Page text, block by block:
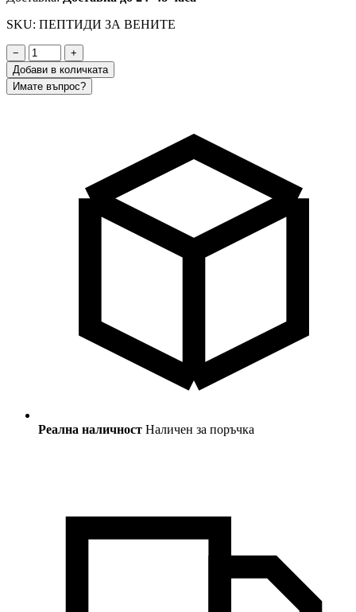
SKU: ПЕПТИДИ ЗА ВЕНИТЕ
−
+
Добави в количката
Имате въпрос?
Реална наличност Наличен за поръчка